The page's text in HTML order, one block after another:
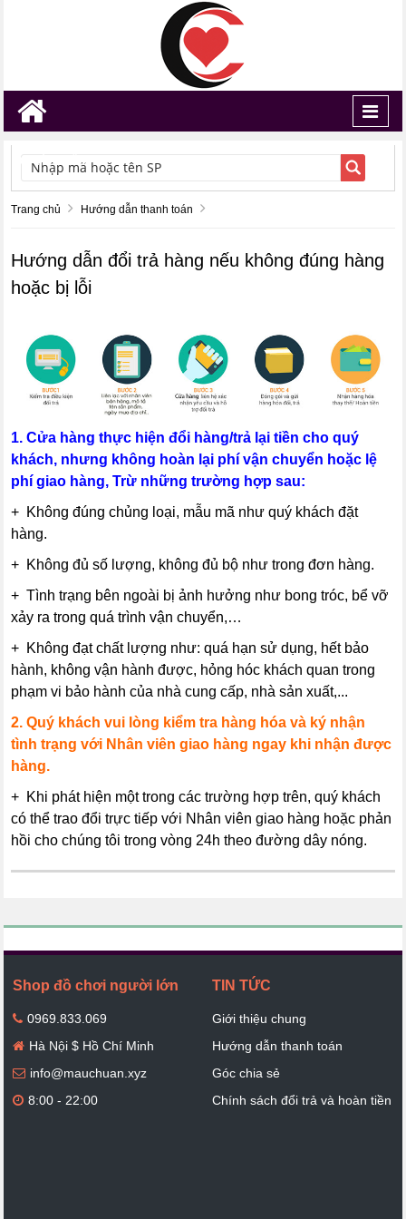
TÌM KIẾM
Trang chủ Hướng dẫn thanh toán
Hướng dẫn đổi trả hàng nếu không đúng hàng
hoặc bị lỗi
1. Cửa hàng thực hiện đổi hàng/trả lại tiền cho quý
khách, nhưng không hoàn lại phí vận chuyển hoặc lệ
phí giao hàng, Trừ những trường hợp sau:
+ Không đúng chủng loại, mẫu mã như quý khách đặt
hàng.
+ Không đủ số lượng, không đủ bộ như trong đơn hàng.
+ Tình trạng bên ngoài bị ảnh hưởng như bong tróc, bể vỡ
xảy ra trong quá trình vận chuyển,…
+ Không đạt chất lượng như: quá hạn sử dụng, hết bảo
hành, không vận hành được, hỏng hóc khách quan trong
phạm vi bảo hành của nhà cung cấp, nhà sản xuất,...
2. Quý khách vui lòng kiểm tra hàng hóa và ký nhận
tình trạng với Nhân viên giao hàng ngay khi nhận được
hàng.
+ Khi phát hiện một trong các trường hợp trên, quý khách
có thể trao đổi trực tiếp với Nhân viên giao hàng hoặc phản
hồi cho chúng tôi trong vòng 24h theo đường dây nóng.
Shop đồ chơi người lớn
0969.833.069
Hà Nội $ Hồ Chí Minh
info@mauchuan.xyz
8:00 - 22:00
TIN TỨC
Giới thiệu chung
Hướng dẫn thanh toán
Góc chia sẻ
Chính sách đổi trả và hoàn tiền